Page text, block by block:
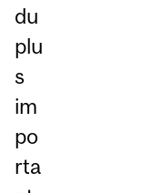
du
plu
s
im
po
rta